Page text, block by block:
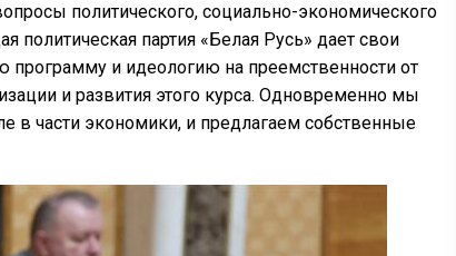
политического, социально-экономического
партия «Белая Русь» дает свои
программу и идеологию на преемственности от
и развития этого курса. Одновременно мы
в части экономики, и предлагаем собственные